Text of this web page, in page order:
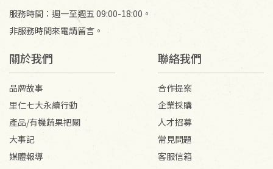
CD、VCD、DVD、電腦軟體，若產品瑕疵無法讀取僅
接受原片換新。
衣飾鞋類-如T恤，如於送達後水洗或污損者。
美容保養用品、內衣褲、襪子、口罩等私人消耗性產
品，一經拆封使用，恕無法退貨。
內衣褲、襪子、口罩個人衛生用品除商品本身有瑕疵
外,依據《通訊交易解除權合理例外情事適用準
則》, 恕無法退貨。
有標示不接受退貨的優惠商品與蔬菜箱，不接受退
換，但若為商品本身或運送過程中所造成的瑕疵，則
不在此限。
服務時間：週一至週五 09:00-18:00。
非服務時間來電請留言。
關於我們
品牌故事
里仁七大永續行動
產品/有機蔬果把關
大事記
媒體報導
聯絡我們
合作提案
企業採購
人才招募
常見問題
客服信箱